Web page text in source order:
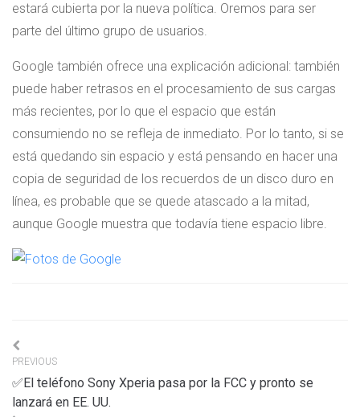
estará cubierta por la nueva política. Oremos para ser
parte del último grupo de usuarios.
Google también ofrece una explicación adicional: también
puede haber retrasos en el procesamiento de sus cargas
más recientes, por lo que el espacio que están
consumiendo no se refleja de inmediato. Por lo tanto, si se
está quedando sin espacio y está pensando en hacer una
copia de seguridad de los recuerdos de un disco duro en
línea, es probable que se quede atascado a la mitad,
aunque Google muestra que todavía tiene espacio libre.
Navigation
de
l’article
PREVIOUS
✅El teléfono Sony Xperia pasa por la FCC y pronto se
lanzará en EE. UU.